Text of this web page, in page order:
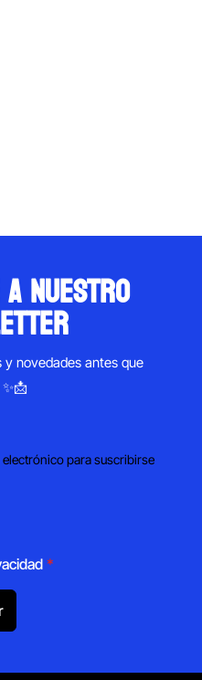
nuestro
novedades antes que
para suscribirse
*